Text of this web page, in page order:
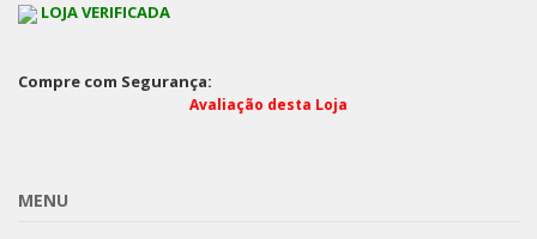
LOJA VERIFICADA
Compre com Segurança:
Avaliação desta Loja
MENU